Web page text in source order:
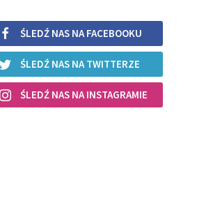
ŚLEDŹ NAS NA FACEBOOKU
ŚLEDŹ NAS NA TWITTERZE
ŚLEDŹ NAS NA INSTAGRAMIE